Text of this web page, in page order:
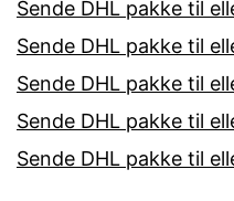
Sende DHL pakke til
Sende DHL pakke til
Sende DHL pakke til
Sende DHL pakke til
Sende DHL pakke til